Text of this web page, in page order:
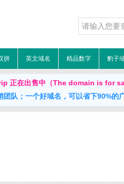
拼 英文域名 精品数字 豹子
正在出售中（The domain is for
队；一个好域名，可以省下90%的